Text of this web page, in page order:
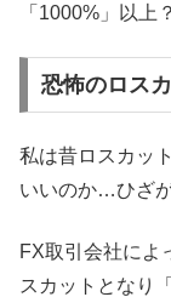
「1000%」以上
恐怖のロス
私は昔ロスカッ
いいのか…ひざ
FX取引会社によ
スカットとなり